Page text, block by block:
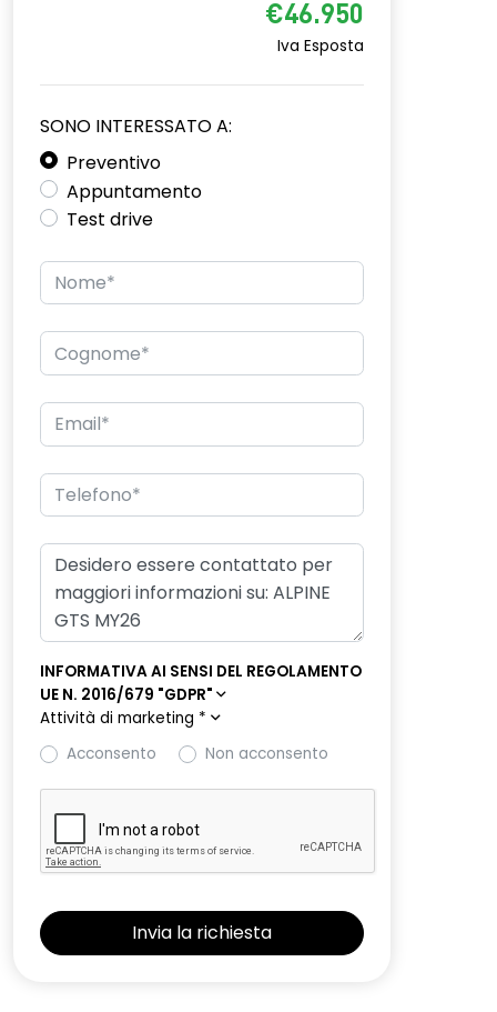
€46.950
Iva Esposta
SONO INTERESSATO A:
Preventivo
Appuntamento
Test drive
INFORMATIVA AI SENSI DEL REGOLAMENTO
UE N. 2016/679 "GDPR"
Attività di marketing *
Acconsento
Non acconsento